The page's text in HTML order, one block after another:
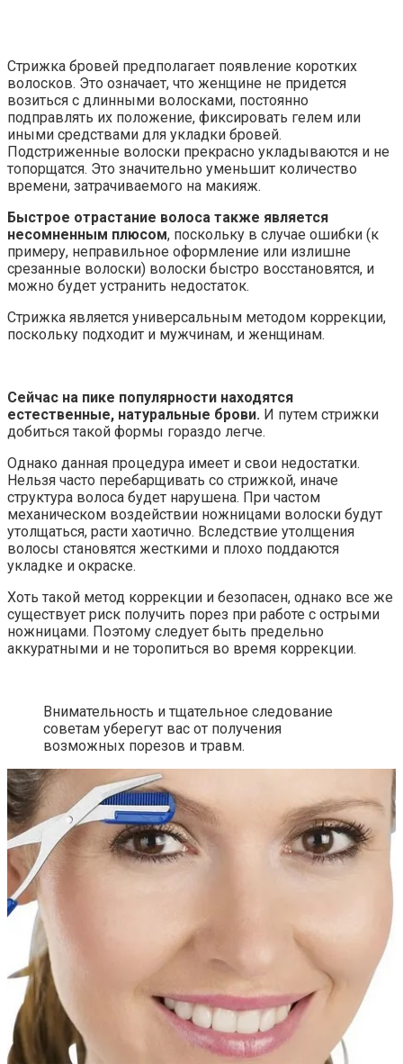
Стрижка бровей предполагает появление коротких
волосков. Это означает, что женщине не придется
возиться с длинными волосками, постоянно
подправлять их положение, фиксировать гелем или
иными средствами для укладки бровей.
Подстриженные волоски прекрасно укладываются и не
топорщатся. Это значительно уменьшит количество
времени, затрачиваемого на макияж.
Быстрое отрастание волоса также является
несомненным плюсом, поскольку в случае ошибки (к
примеру, неправильное оформление или излишне
срезанные волоски) волоски быстро восстановятся, и
можно будет устранить недостаток.
Стрижка является универсальным методом коррекции,
поскольку подходит и мужчинам, и женщинам.
Сейчас на пике популярности находятся
естественные, натуральные брови. И путем стрижки
добиться такой формы гораздо легче.
Однако данная процедура имеет и свои недостатки.
Нельзя часто перебарщивать со стрижкой, иначе
структура волоса будет нарушена. При частом
механическом воздействии ножницами волоски будут
утолщаться, расти хаотично. Вследствие утолщения
волосы становятся жесткими и плохо поддаются
укладке и окраске.
Хоть такой метод коррекции и безопасен, однако все же
существует риск получить порез при работе с острыми
ножницами. Поэтому следует быть предельно
аккуратными и не торопиться во время коррекции.
Внимательность и тщательное следование
советам уберегут вас от получения
возможных порезов и травм.